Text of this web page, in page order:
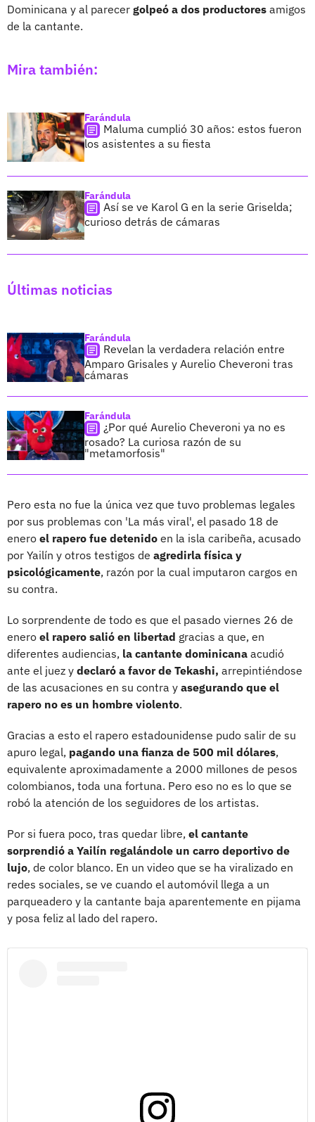
Dominicana y al parecer golpeó a dos productores amigos
de la cantante.
Mira también:
Farándula
Maluma cumplió 30 años: estos fueron
los asistentes a su fiesta
Farándula
Así se ve Karol G en la serie Griselda;
curioso detrás de cámaras
Últimas noticias
Farándula
Revelan la verdadera relación entre
Amparo Grisales y Aurelio Cheveroni tras
cámaras
Farándula
¿Por qué Aurelio Cheveroni ya no es
rosado? La curiosa razón de su
"metamorfosis"
Pero esta no fue la única vez que tuvo problemas legales
por sus problemas con 'La más viral', el pasado 18 de
enero el rapero fue detenido en la isla caribeña, acusado
por Yailín y otros testigos de agredirla física y
psicológicamente, razón por la cual imputaron cargos en
su contra.
Lo sorprendente de todo es que el pasado viernes 26 de
enero el rapero salió en libertad gracias a que, en
diferentes audiencias, la cantante dominicana acudió
ante el juez y declaró a favor de Tekashi, arrepintiéndose
de las acusaciones en su contra y asegurando que el
rapero no es un hombre violento.
Gracias a esto el rapero estadounidense pudo salir de su
apuro legal, pagando una fianza de 500 mil dólares,
equivalente aproximadamente a 2000 millones de pesos
colombianos, toda una fortuna. Pero eso no es lo que se
robó la atención de los seguidores de los artistas.
Por si fuera poco, tras quedar libre, el cantante
sorprendió a Yailín regalándole un carro deportivo de
lujo, de color blanco. En un video que se ha viralizado en
redes sociales, se ve cuando el automóvil llega a un
parqueadero y la cantante baja aparentemente en pijama
y posa feliz al lado del rapero.